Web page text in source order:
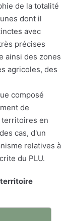
de la totalité
dont il
avec
précises
ainsi des zones
agricoles, des
composé
de
territoires en
cas, d'un
relatives à
du PLU.
territoire